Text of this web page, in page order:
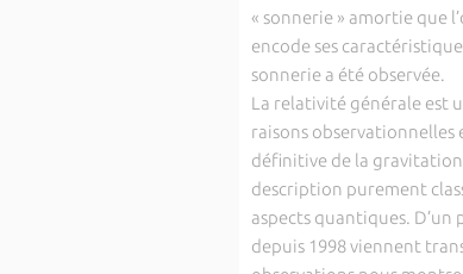
« sonnerie » amortie que
encode ses
sonnerie a été observée.
La relativité générale est
raisons observationnelles
définitive de la
description purement
aspects quantiques.
depuis 1998 viennent